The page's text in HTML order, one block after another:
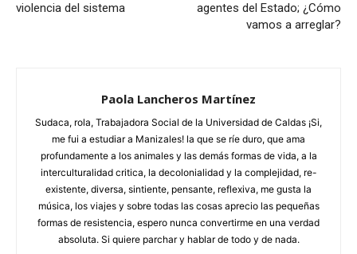
violencia del sistema
agentes del Estado; ¿Cómo
vamos a arreglar?
Paola Lancheros Martínez
Sudaca, rola, Trabajadora Social de la Universidad de Caldas ¡Si,
me fui a estudiar a Manizales! la que se ríe duro, que ama
profundamente a los animales y las demás formas de vida, a la
interculturalidad critica, la decolonialidad y la complejidad, re-
existente, diversa, sintiente, pensante, reflexiva, me gusta la
música, los viajes y sobre todas las cosas aprecio las pequeñas
formas de resistencia, espero nunca convertirme en una verdad
absoluta. Si quiere parchar y hablar de todo y de nada.